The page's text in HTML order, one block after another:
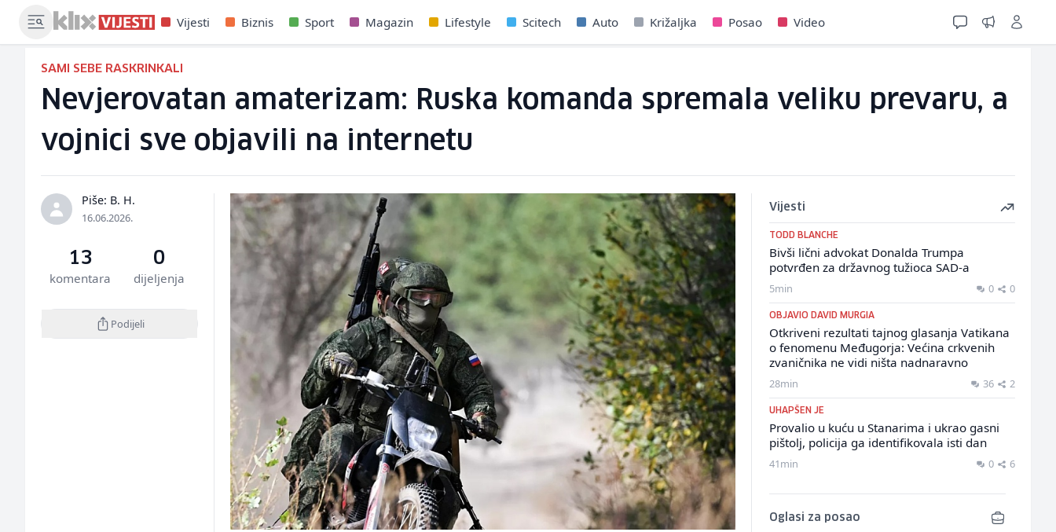
Vijesti Biznis Sport Magazin Lifestyle Scitech Auto Križaljka Posao Video
SAMI SEBE RASKRINKALI
Nevjerovatan amaterizam: Ruska komanda spremala veliku prevaru, a
vojnici sve objavili na internetu
Piše: B. H.
16.06.2026.
13
komentara
0
dijeljenja
Podijeli
Vijesti
TODD BLANCHE
Bivši lični advokat Donalda Trumpa
potvrđen za državnog tužioca SAD-a
5min 0 0
OBJAVIO DAVID MURGIA
Otkriveni rezultati tajnog glasanja Vatikana
o fenomenu Međugorja: Većina crkvenih
zvaničnika ne vidi ništa nadnaravno
28min 36 2
UHAPŠEN JE
Provalio u kuću u Stanarima i ukrao gasni
pištolj, policija ga identifikovala isti dan
41min 0 6
Oglasi za posao